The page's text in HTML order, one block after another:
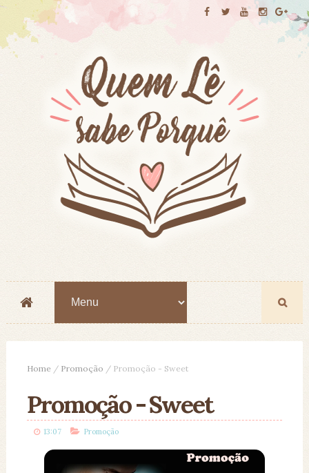
Home / Promoção / Promoção - Sweet
Promoção - Sweet
13:07 Promoção